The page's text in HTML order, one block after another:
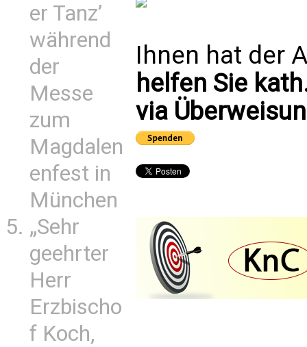
er Tanz’
während
der
Messe
zum
Magdalen
enfest in
München
„Sehr
geehrter
Herr
Erzbischo
f Koch,
Ihnen hat der
helfen Sie
via